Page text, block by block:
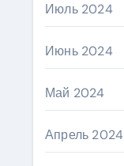
Июль 2024
Июнь 2024
Май 2024
Апрель 2024